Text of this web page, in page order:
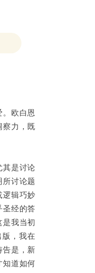
。欧白恩
察力，既
其是讨论
讨论题
逻辑巧妙
圣经的答
我当初
，我在
告是，新
知道如何